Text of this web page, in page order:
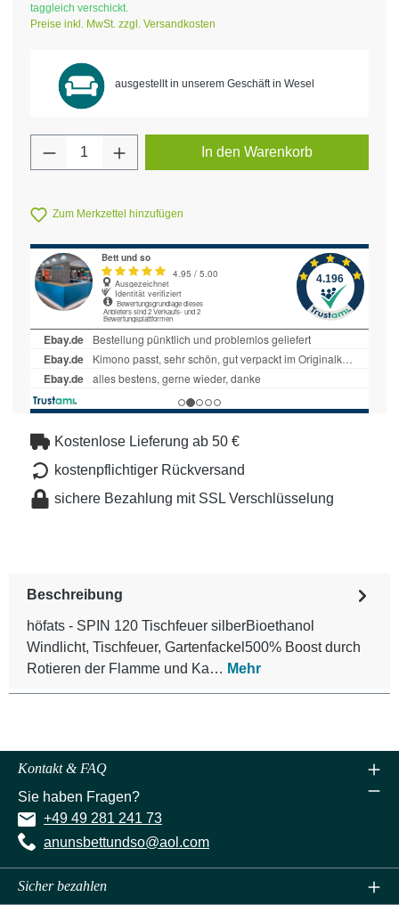
taggleich verschickt.
Preise inkl. MwSt. zzgl. Versandkosten
ausgestellt in unserem Geschäft in Wesel
Produkt Anzahl: Gib den gewünschten
In den Warenkorb
Zum Merkzettel hinzufügen
Kostenlose Lieferung ab 50 €
kostenpflichtiger Rückversand
sichere Bezahlung mit SSL Verschlüsselung
Beschreibung
höfats - SPIN 120 Tischfeuer silberBioethanol
Windlicht, Tischfeuer, Gartenfackel500% Boost durch
Rotieren der Flamme und Ka… Mehr
Kontakt & FAQ
Sie haben Fragen?
+49 49 281 241 73
anunsbettundso@aol.com
Sicher bezahlen